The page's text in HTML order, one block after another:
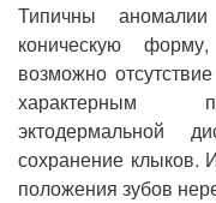
Типичны
коническую
возможно
характерным
эктодермальной
сохранение клыков.
положения зубов